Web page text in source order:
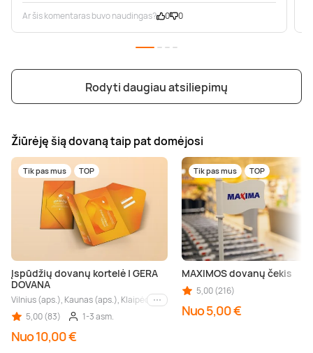
Ar šis komentaras buvo naudingas? 0 0
Rodyti daugiau atsiliepimų
Žiūrėję šią dovaną taip pat domėjosi
Tik pas mus TOP
Įspūdžių dovanų kortelė | GERA
DOVANA
Vilnius (aps.), Kaunas (aps.), Klaipėda (aps.), Palanga (aps.), Nida (aps.),
Kiti miestai
5,00 (83)
1-3 asm.
Nuo 10,00 €
Tik pas mus TOP
MAXIMOS dovanų čekis
5,00 (216)
Nuo 5,00 €